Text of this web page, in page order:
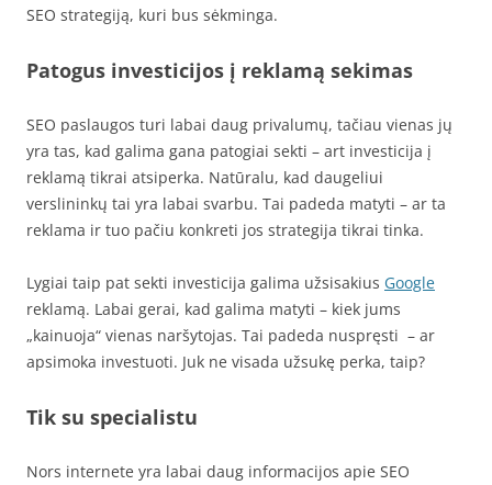
SEO strategiją, kuri bus sėkminga.
Patogus investicijos į reklamą sekimas
SEO paslaugos turi labai daug privalumų, tačiau vienas jų
yra tas, kad galima gana patogiai sekti – art investicija į
reklamą tikrai atsiperka. Natūralu, kad daugeliui
verslininkų tai yra labai svarbu. Tai padeda matyti – ar ta
reklama ir tuo pačiu konkreti jos strategija tikrai tinka.
Lygiai taip pat sekti investicija galima užsisakius Google
reklamą. Labai gerai, kad galima matyti – kiek jums
„kainuoja“ vienas naršytojas. Tai padeda nuspręsti – ar
apsimoka investuoti. Juk ne visada užsukę perka, taip?
Tik su specialistu
Nors internete yra labai daug informacijos apie SEO